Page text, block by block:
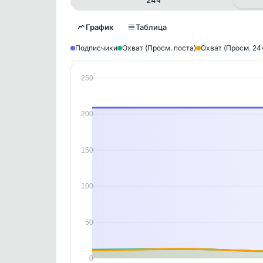
В этом
График Таблица
Подписчики Охват (Просм. поста) Охват (Просм.
250
200
150
100
50
0